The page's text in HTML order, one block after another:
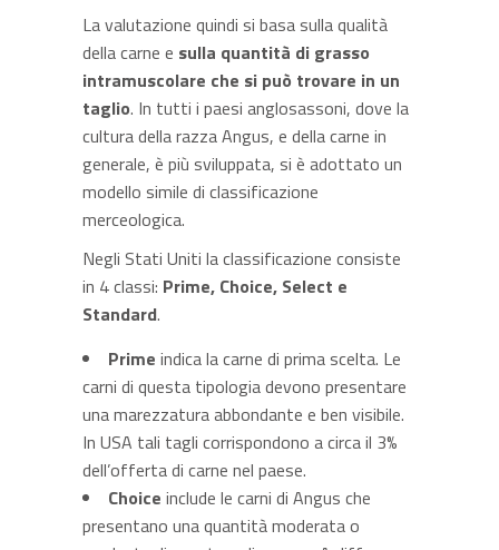
La valutazione quindi si basa sulla qualità
della carne e sulla quantità di grasso
intramuscolare che si può trovare in un
taglio. In tutti i paesi anglosassoni, dove la
cultura della razza Angus, e della carne in
generale, è più sviluppata, si è adottato un
modello simile di classificazione
merceologica.
Negli Stati Uniti la classificazione consiste
in 4 classi: Prime, Choice, Select e
Standard.
Prime indica la carne di prima scelta. Le
carni di questa tipologia devono presentare
una marezzatura abbondante e ben visibile.
In USA tali tagli corrispondono a circa il 3%
dell’offerta di carne nel paese.
Choice include le carni di Angus che
presentano una quantità moderata o